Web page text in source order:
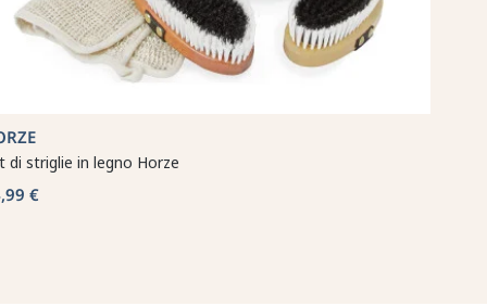
di striglie in legno Horze
€